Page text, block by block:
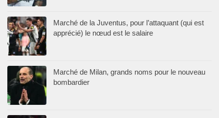
Marché de la Juventus, pour l’attaquant (qui est
apprécié) le nœud est le salaire
Marché de Milan, grands noms pour le nouveau
bombardier